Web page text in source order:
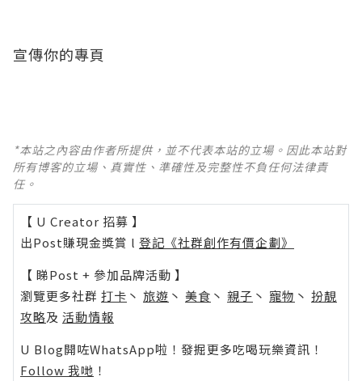
宣傳你的專頁
*本站之內容由作者所提供，並不代表本站的立場。因此本站對
所有博客的立場、真實性、準確性及完整性不負任何法律責
任。
【 U Creator 招募 】
出Post賺現金獎賞 l 登記《社群創作有價企劃》
【 睇Post + 參加品牌活動 】
瀏覽更多社群 打卡 丶 旅遊 丶 美食 丶 親子 丶 寵物 丶 扮靚
攻略及 活動情報
U Blog開咗WhatsApp啦！發掘更多吃喝玩樂資訊！
Follow 我哋 ！